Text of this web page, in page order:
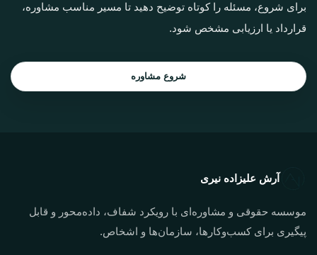
برای شروع، مسئله را کوتاه توضیح دهید تا مسیر مناسب مشاوره،
قرارداد یا ارزیابی مشخص شود.
شروع مشاوره
آرش علیزاده نیری
موسسه حقوقی و مشاوره‌ای با رویکرد شفاف، داده‌محور و قابل
پیگیری برای کسب‌وکارها، سازمان‌ها و اشخاص.